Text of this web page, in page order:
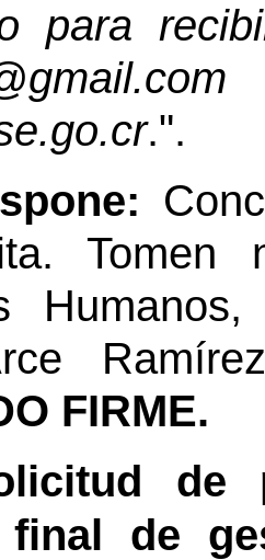
para
.".
Tomen
FIRME.
de
final de